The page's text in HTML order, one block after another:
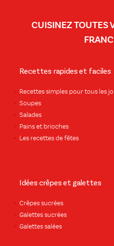
CUISINEZ TOUTES
Recettes rapides et faciles
Recettes simples pour tous les
Soupes
Salades
Pains et brioches
Les recettes de fêtes
Idées crêpes et galettes
Crêpes sucrées
Galettes sucrées
Galettes salées